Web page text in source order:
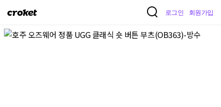
크
켓
로그인 회원가입